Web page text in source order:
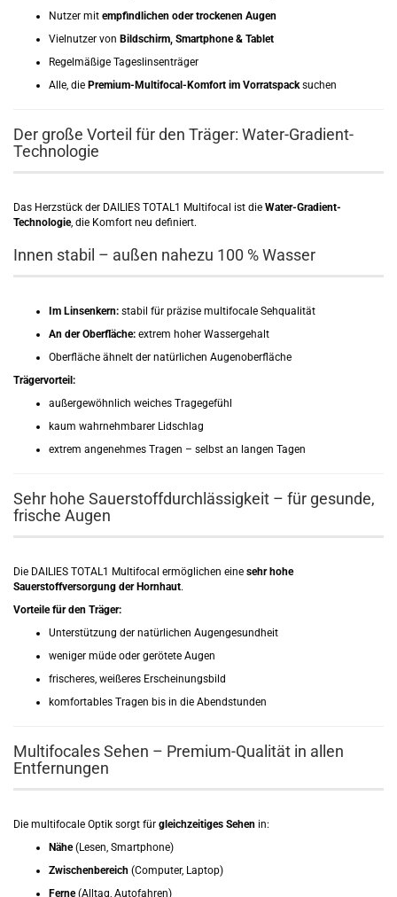
Nutzer mit empfindlichen oder trockenen Augen
Vielnutzer von Bildschirm, Smartphone & Tablet
Regelmäßige Tageslinsenträger
Alle, die Premium-Multifocal-Komfort im Vorratspacksuchen
Der große Vorteil für den Träger: Water-Gradient-
Technologie
Das Herzstück der DAILIES TOTAL1 Multifocal ist die Water-Gradient-
Technologie, die Komfort neu definiert.
Innen stabil – außen nahezu 100 % Wasser
Im Linsenkern: stabil für präzise multifocale Sehqualität
An der Oberfläche: extrem hoher Wassergehalt
Oberfläche ähnelt der natürlichen Augenoberfläche
Trägervorteil:
außergewöhnlich weiches Tragegefühl
kaum wahrnehmbarer Lidschlag
extrem angenehmes Tragen – selbst an langen Tagen
Sehr hohe Sauerstoffdurchlässigkeit – für gesunde,
frische Augen
Die DAILIES TOTAL1 Multifocal ermöglichen eine sehr hohe
Sauerstoffversorgung der Hornhaut.
Vorteile für den Träger:
Unterstützung der natürlichen Augengesundheit
weniger müde oder gerötete Augen
frischeres, weißeres Erscheinungsbild
komfortables Tragen bis in die Abendstunden
Multifocales Sehen – Premium-Qualität in allen
Entfernungen
Die multifocale Optik sorgt für gleichzeitiges Sehen in:
Nähe(Lesen, Smartphone)
Zwischenbereich (Computer, Laptop)
Ferne(Alltag, Autofahren)